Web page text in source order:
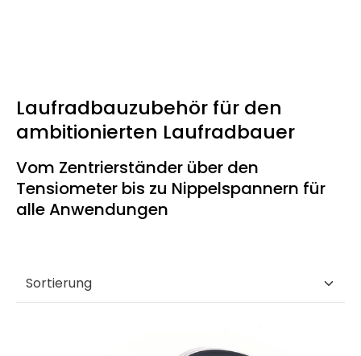
Laufradbauzubehör für den
ambitionierten Laufradbauer
Vom Zentrierständer über den
Tensiometer bis zu Nippelspannern für
alle Anwendungen